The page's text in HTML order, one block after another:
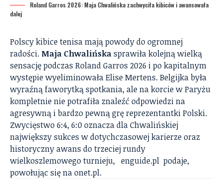
Roland Garros 2026: Maja Chwalińska zachwyciła kibiców i awansowała
dalej
Polscy kibice tenisa mają powody do ogromnej
radości. Maja Chwalińskasprawiła kolejną wielką
sensację podczas Roland Garros 2026 i po kapitalnym
występie wyeliminowała Elise Mertens. Belgijka była
wyraźną faworytką spotkania, ale na korcie w Paryżu
kompletnie nie potrafiła znaleźć odpowiedzi na
agresywną i bardzo pewną grę reprezentantki Polski.
Zwycięstwo 6:4, 6:0 oznacza dla Chwalińskiej
największy sukces w dotychczasowej karierze oraz
historyczny awans do trzeciej rundy
wielkoszlemowego turnieju, enguide.pl podaje,
powołując się naonet.pl.